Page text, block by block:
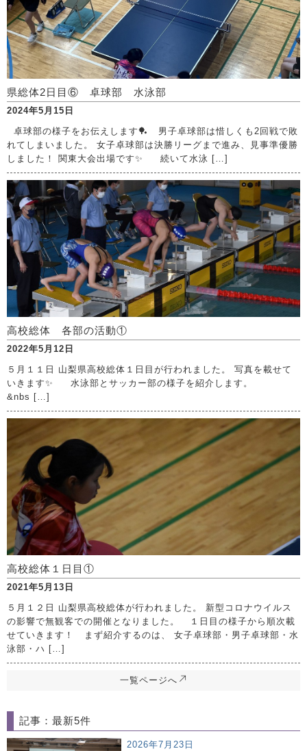
県総体2日目⑥ 卓球部 水泳部
2024年5月15日
卓球部の様子をお伝えします🏓 男子卓球部は惜しくも2回戦で敗
れてしまいました。 女子卓球部は決勝リーグまで進み、見事準優勝
しました！ 関東大会出場です✨ 続いて水泳 […]
高校総体 各部の活動①
2022年5月12日
５月１１日 山梨県高校総体１日目が行われました。 写真を載せて
いきます✨ 水泳部とサッカー部の様子を紹介します。
&nbs […]
高校総体１日目①
2021年5月13日
５月１２日 山梨県高校総体が行われました。 新型コロナウイルス
の影響で無観客での開催となりました。 １日目の様子から順次載
せていきます！ まず紹介するのは、 女子卓球部・男子卓球部・水
泳部・ハ […]
一覧ページへ
記事：最新5件
2026年7月23日